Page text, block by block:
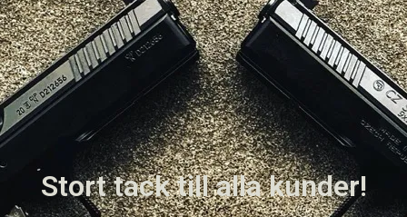
Stort tack till alla kunder!